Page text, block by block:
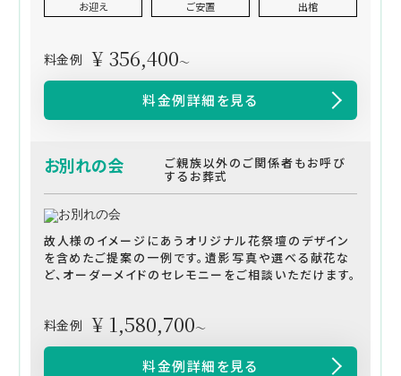
お迎え ご安置 出棺
料金例 ¥ 356,400～
料金例詳細を見る
お別れの会 ご親族以外のご関係者もお呼び
するお葬式
故人様のイメージにあうオリジナル花祭壇のデザイン
を含めたご提案の一例です。遺影写真や選べる献花な
ど、オーダーメイドのセレモニーをご相談いただけます。
料金例 ¥ 1,580,700～
料金例詳細を見る